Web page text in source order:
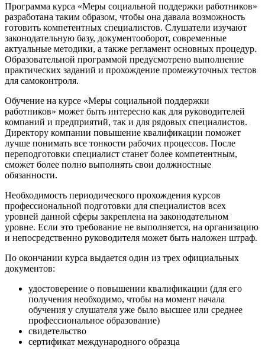
Программа курса «Меры социальной поддержки работников»
разработана таким образом, чтобы она давала возможность
готовить компетентных специалистов. Слушатели изучают
законодательную базу, документооборот, современные
актуальные методики, а также регламент основных процедур.
Образовательной программой предусмотрено выполнение
практических заданий и прохождение промежуточных тестов
для самоконтроля.
Обучение на курсе «Меры социальной поддержки
работников» может быть интересно как для руководителей
компаний и предприятий, так и для рядовых специалистов.
Директору компании повышение квалификации поможет
лучше понимать все тонкости рабочих процессов. После
переподготовки специалист станет более компетентным,
сможет более полно выполнять свои должностные
обязанности.
Необходимость периодического прохождения курсов
профессиональной подготовки для специалистов всех
уровней данной сферы закреплена на законодательном
уровне. Если это требование не выполняется, на организацию
и непосредственно руководителя может быть наложен штраф.
По окончании курса выдается один из трех официальных
документов:
удостоверение о повышении квалификации (для его
получения необходимо, чтобы на момент начала
обучения у слушателя уже было высшее или среднее
профессиональное образование)
свидетельство
сертификат международного образца